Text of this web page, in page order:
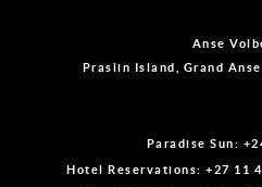
Anse
Praslin Island, Grand
Paradise Sun:
Hotel Reservations: +27 11